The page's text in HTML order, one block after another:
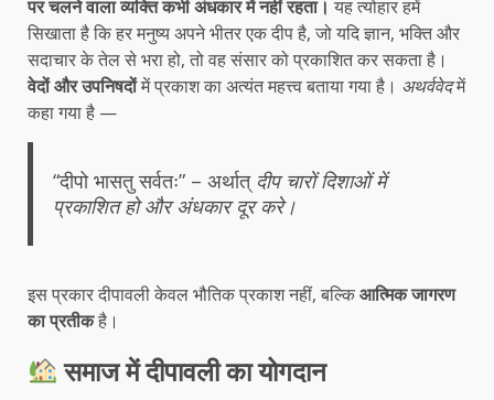
पर चलने वाला व्यक्ति कभी अंधकार में नहीं रहता। यह त्योहार हमें
सिखाता है कि हर मनुष्य अपने भीतर एक दीप है, जो यदि ज्ञान, भक्ति और
सदाचार के तेल से भरा हो, तो वह संसार को प्रकाशित कर सकता है।
वेदों और उपनिषदोंमें प्रकाश का अत्यंत महत्त्व बताया गया है। अथर्ववेदमें
कहा गया है —
“दीपो भासतु सर्वतः” – अर्थात् दीप चारों दिशाओं में
प्रकाशित हो और अंधकार दूर करे।
इस प्रकार दीपावली केवल भौतिक प्रकाश नहीं, बल्किआत्मिक जागरण
का प्रतीकहै।
समाज में दीपावली का योगदान